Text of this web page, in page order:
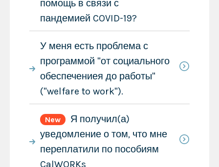
помощь в связи с
пандемией COVID-19?
У меня есть проблема с
программой "от социального
обеспечениея до работы"
("welfare to work").
New
Я получил(а)
уведомление о том, что мне
переплатили по пособиям
CalWORKs